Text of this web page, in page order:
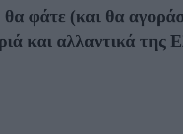
φάτε (και θα
και αλλαντικά της